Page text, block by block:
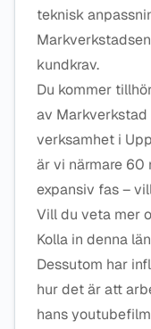
teknisk
kundkrav.
Du kommer
av
verksamhet i
är vi närmare 60
expansiv fas –
Vill du veta mer
Kolla in denna
Dessutom har
hur det är att
hans